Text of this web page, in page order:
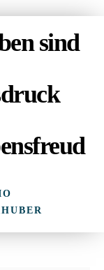
sind